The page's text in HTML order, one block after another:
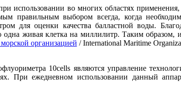
использовании во многих областях
правильным выбором всегда, когда
для оценки качества балластной воды.
живая клетка на миллилитр. Таким образом,
организацией / International Maritime
10cells являются управление
При ежедневном использовании данный